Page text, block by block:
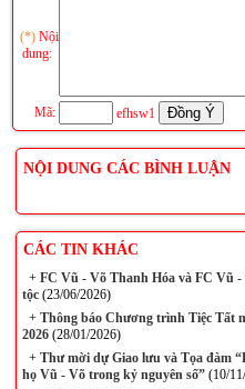
(*) Nội
dung:
Mã: efhsw1
NỘI DUNG CÁC BÌNH LUẬN
CÁC TIN KHÁC
+FC Vũ - Võ Thanh Hóa và FC Vũ
tộc(23/06/2026)
+Thông báo Chương trình Tiệc Tất
2026(28/01/2026)
+Thư mời dự Giao lưu và Tọa đàm
họ Vũ - Võ trong kỷ nguyên số”(10/